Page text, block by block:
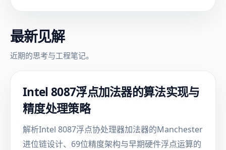
最新见解
近期的思考与工程笔记。
Intel 8087浮点加法器的算法实现与
精度处理策略
解析Intel 8087浮点协处理器加法器的Manchester
进位链设计、69位精度架构与早期硬件浮点运算的